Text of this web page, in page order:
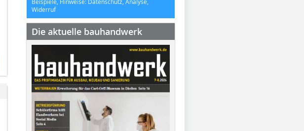
Widerruf
Die aktuelle bauhandwerk